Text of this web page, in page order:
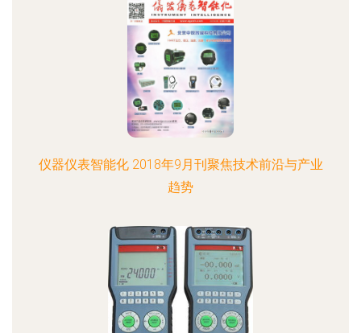
仪器仪表智能化 2018年9月刊聚焦技术前沿与产业
趋势